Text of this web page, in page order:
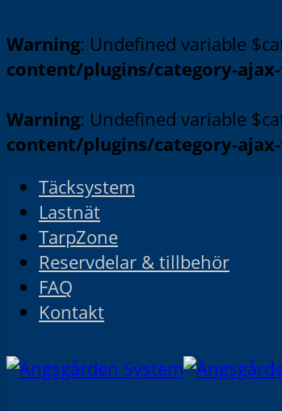
Warning: Undefined variable
content/plugins/category-
Warning: Undefined variable
content/plugins/category-
Täcksystem
Lastnät
TarpZone
Reservdelar & tillbehör
FAQ
Kontakt